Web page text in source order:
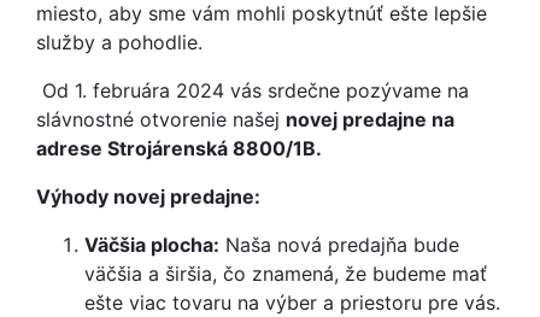
miesto, aby sme vám mohli poskytnúť ešte lepšie
služby a pohodlie.
Od 1. februára 2024 vás srdečne pozývame na
slávnostné otvorenie našej novej predajne na
adrese Strojárenská 8800/1B.
Výhody novej predajne:
Väčšia plocha: Naša nová predajňa bude
väčšia a širšia, čo znamená, že budeme mať
ešte viac tovaru na výber a priestoru pre vás.